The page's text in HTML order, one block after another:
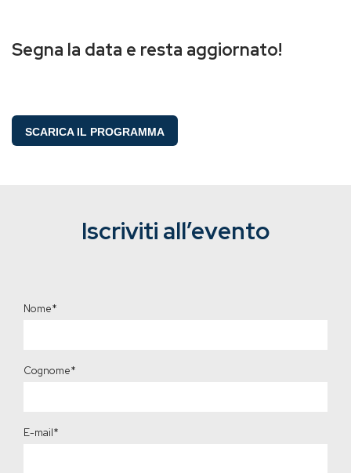
Segna la data e resta aggiornato!
SCARICA IL PROGRAMMA
Iscriviti all’evento
Nome*
Cognome*
E-mail*